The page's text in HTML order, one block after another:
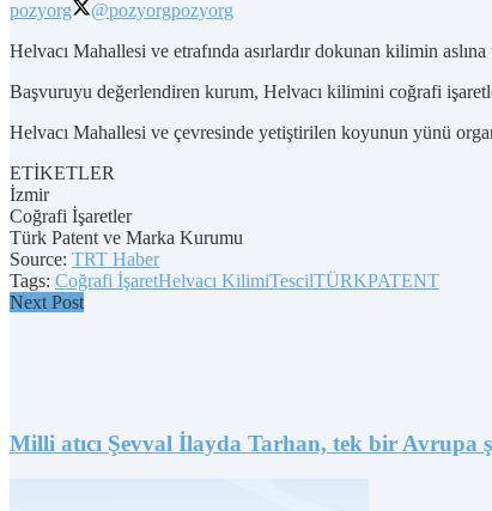
pozyorg @pozyorgpozyorg
Helvacı Mahallesi ve etrafında asırlardır dokunan kilimin
Başvuruyu değerlendiren kurum, Helvacı kilimini coğrafi
Helvacı Mahallesi ve çevresinde yetiştirilen koyunun yünü
ETİKETLER
İzmir
Coğrafi İşaretler
Türk Patent ve Marka Kurumu
Source: TRT Haber
Tags: Coğrafi İşaretHelvacı KilimiTescilTÜRKPATENT
Next Post
Milli atıcı Şevval İlayda Tarhan, tek bir